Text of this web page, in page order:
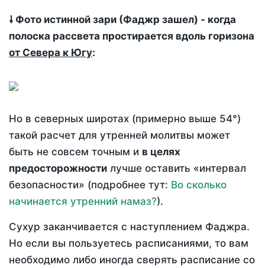
🠗 Фото истинной зари (Фаджр зашел) - когда
полоска рассвета простирается вдоль горизона
от Севера к Югу:
Но в северных широтах (примерно выше 54°)
такой расчет для утренней молитвы может
быть не совсем точным и в целях
предосторожности лучше оставить «интервал
безопасности» (подробнее тут: Во сколько
начинается утренний намаз?).
Сухур заканчивается с наступлением Фаджра.
Но если вы пользуетесь расписаниями, то вам
необходимо либо иногда сверять расписание со